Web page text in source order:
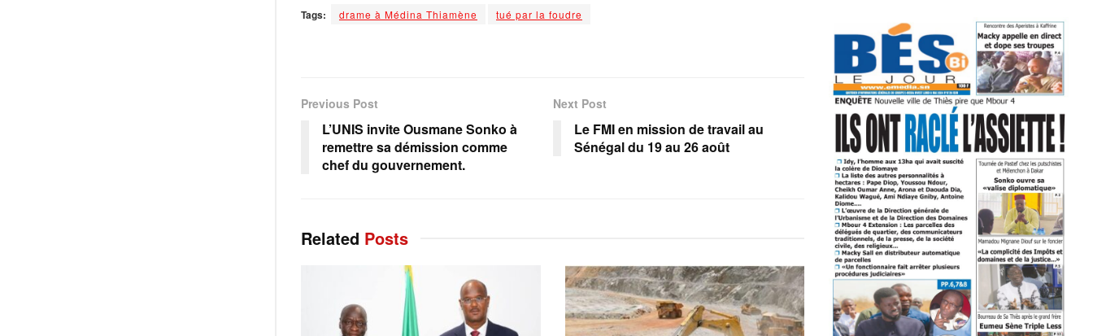
Tags: drame à Médina Thiamène tué par la foudre
Previous Post
L’UNIS invite Ousmane Sonko à
remettre sa démission comme
chef du gouvernement.
Next Post
Le FMI en mission de travail au
Sénégal du 19 au 26 août
Related Posts